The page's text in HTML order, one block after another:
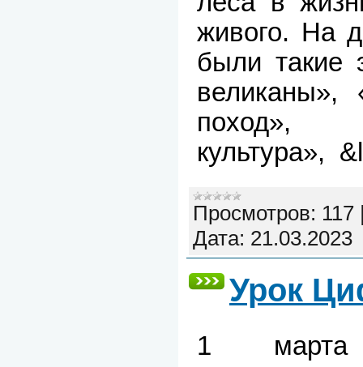
живого. На
были такие
великаны»,
поход»,
культура»,
Просмотров: 117
Дата: 21.03.2023
Урок
1